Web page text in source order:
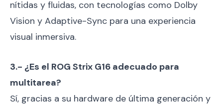
nítidas y fluidas, con tecnologías como Dolby
Vision y Adaptive-Sync para una experiencia
visual inmersiva.
3.- ¿Es el ROG Strix G16 adecuado para
multitarea?
Sí, gracias a su hardware de última generación y